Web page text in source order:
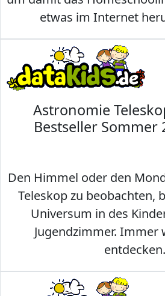
etwas im Internet
Astronomie
Bestseller Sommer
Den Himmel oder den
Teleskop zu beobachten,
Universum in des
Jugendzimmer. Immer
entdecken.